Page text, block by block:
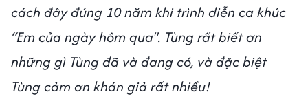
cách đây đúng 10 năm khi trình diễn ca khúc
“Em của ngày hôm qua". Tùng rất biết ơn
những gì Tùng đã và đang có, và đặc biệt
Tùng cảm ơn khán giả rất nhiều!